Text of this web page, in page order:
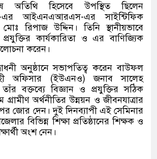
অতিথি হিসেবে উপস্থিত ছিলেন
এর আইএনএআরএস-এর সাইন্টিফিক
রিপাজ উদ্দিন। তিনি স্থানীয়ভাবে
প্রযুক্তির কার্যকারিতা ও এর বাণিজ্যিক
করেন।
অনুষ্ঠানে সভাপতিত্ব করেন বাউফল
অফিসার (ইউএনও) জনাব সালেহ
বক্তব্যে বিজ্ঞান ও প্রযুক্তির সঠিক
গ্রামীণ অর্থনীতির উন্নয়ন ও জীবনযাত্রার
জোর দেন। দুই দিনব্যাপী এই সেমিনার
বিভিন্ন শিক্ষা প্রতিষ্ঠানের শিক্ষক ও
অংশ নেন।